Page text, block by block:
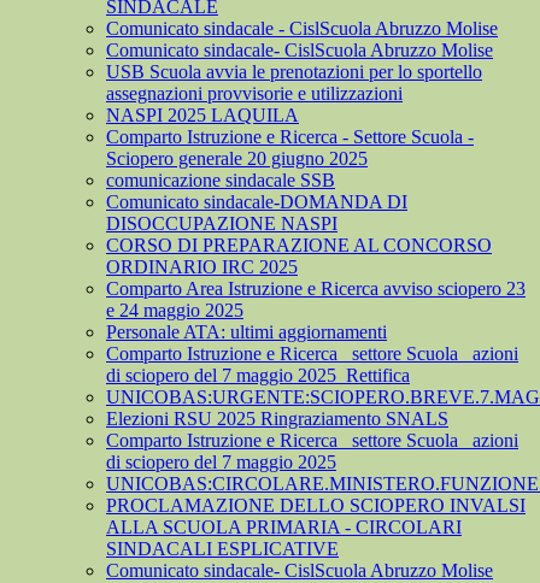
SINDACALE
Comunicato sindacale - CislScuola Abruzzo Molise
Comunicato sindacale- CislScuola Abruzzo Molise
USB Scuola avvia le prenotazioni per lo sportello
assegnazioni provvisorie e utilizzazioni
NASPI 2025 LAQUILA
Comparto Istruzione e Ricerca - Settore Scuola -
Sciopero generale 20 giugno 2025
comunicazione sindacale SSB
Comunicato sindacale-DOMANDA DI
DISOCCUPAZIONE NASPI
CORSO DI PREPARAZIONE AL CONCORSO
ORDINARIO IRC 2025
Comparto Area Istruzione e Ricerca avviso sciopero 23
e 24 maggio 2025
Personale ATA: ultimi aggiornamenti
Comparto Istruzione e Ricerca_ settore Scuola_ azioni
di sciopero del 7 maggio 2025_Rettifica
Elezioni RSU 2025 Ringraziamento SNALS
Comparto Istruzione e Ricerca_ settore Scuola_ azioni
di sciopero del 7 maggio 2025
PROCLAMAZIONE DELLO SCIOPERO INVALSI
ALLA SCUOLA PRIMARIA - CIRCOLARI
SINDACALI ESPLICATIVE
Comunicato sindacale- CislScuola Abruzzo Molise